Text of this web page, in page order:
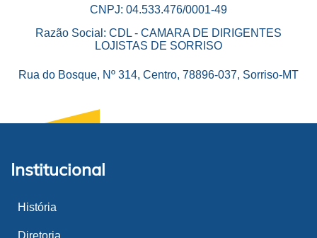
CNPJ: 04.533.476/0001-49
Razão Social: CDL - CAMARA DE DIRIGENTES
LOJISTAS DE SORRISO
Rua do Bosque, Nº 314, Centro, 78896-037, Sorriso-MT
Institucional
História
Diretoria